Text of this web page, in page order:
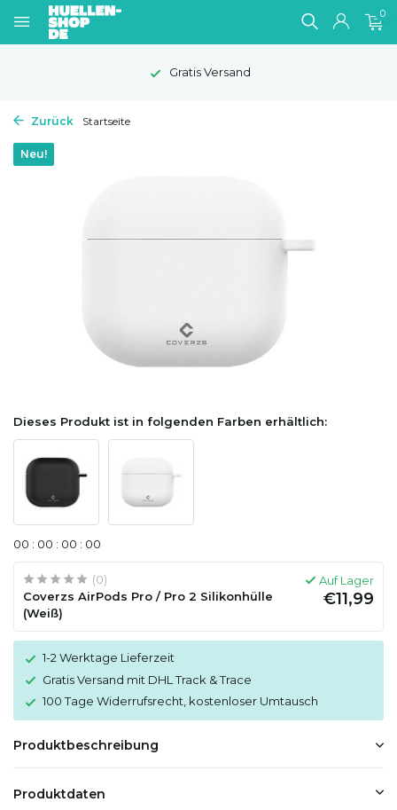
0
Gratis Versand
Zurück Startseite
Neu!
Dieses Produkt ist in folgenden Farben erhältlich:
00 : 00 : 00 : 00
(0)
Coverzs AirPods Pro / Pro 2 Silikonhülle
(Weiß)
Auf Lager
€11,99
1-2 Werktage Lieferzeit
Gratis Versand mit DHL Track & Trace
100 Tage Widerrufsrecht, kostenloser Umtausch
Produktbeschreibung
Produktdaten